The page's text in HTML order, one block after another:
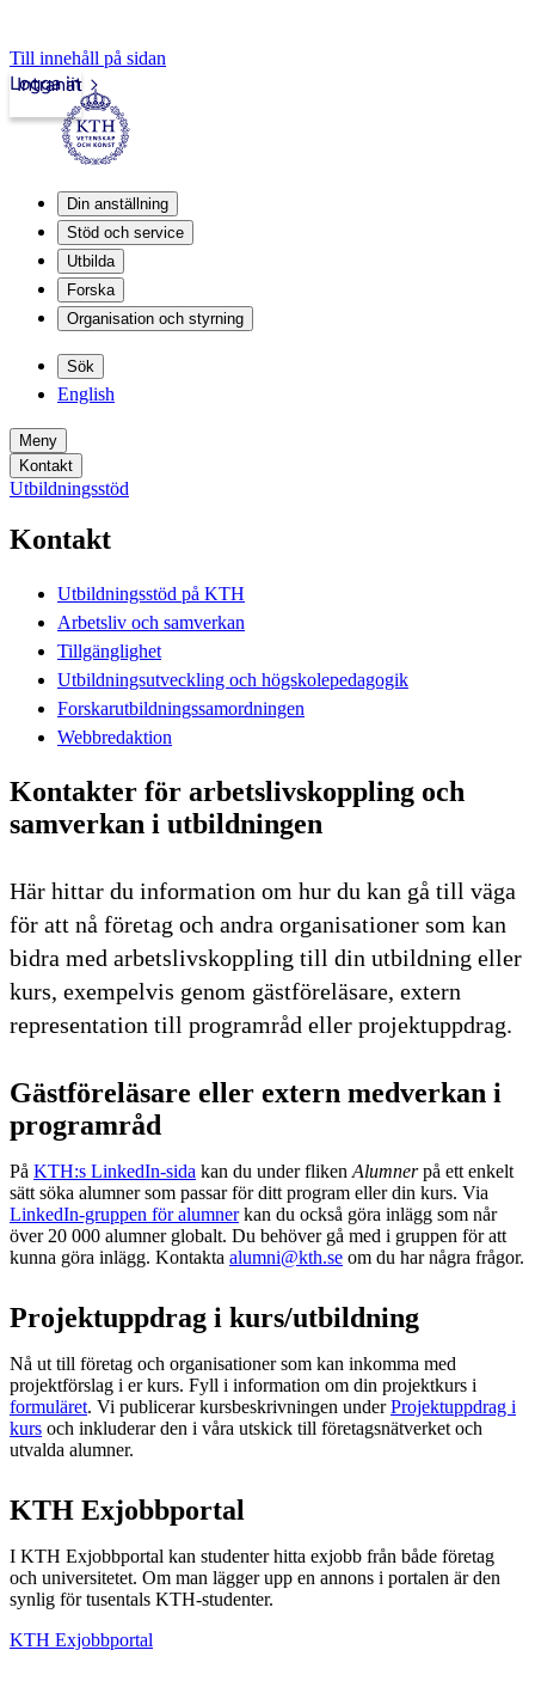
Till innehåll på sidan
Intranät
Logga in
Din anställning
Stöd och service
Utbilda
Forska
Organisation och styrning
Sök
English
Meny
Kontakt
Utbildningsstöd
Kontakt
Utbildningsstöd på KTH
Arbetsliv och samverkan
Tillgänglighet
Utbildningsutveckling och högskolepedagogik
Forskarutbildningssamordningen
Webbredaktion
Kontakter för arbetslivskoppling och
samverkan i utbildningen
Här hittar du information om hur du kan gå till väga
för att nå företag och andra organisationer som kan
bidra med arbetslivskoppling till din utbildning eller
kurs, exempelvis genom gästföreläsare, extern
representation till programråd eller projektuppdrag.
Gästföreläsare eller extern medverkan i
programråd
På KTH:s LinkedIn-sida kan du under fliken Alumnerpå ett enkelt
sätt söka alumner som passar för ditt program eller din kurs. Via
LinkedIn-gruppen för alumnerkan du också göra inlägg som når
över 20 000 alumner globalt. Du behöver gå med i gruppen för att
kunna göra inlägg. Kontakta alumni@kth.se om du har några frågor.
Projektuppdrag i kurs/utbildning
Nå ut till företag och organisationer som kan inkomma med
projektförslag i er kurs. Fyll i information om din projektkurs i
formuläret. Vi publicerar kursbeskrivningen underProjektuppdrag i
kurs och inkluderar den i våra utskick till företagsnätverket och
utvalda alumner.
KTH Exjobbportal
I KTH Exjobbportal kan studenter hitta exjobb från både företag
och universitetet. Om man lägger upp en annons i portalen är den
synlig för tusentals KTH-studenter.
KTH Exjobbportal